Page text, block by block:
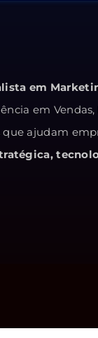
em
em Vendas,
ajudam